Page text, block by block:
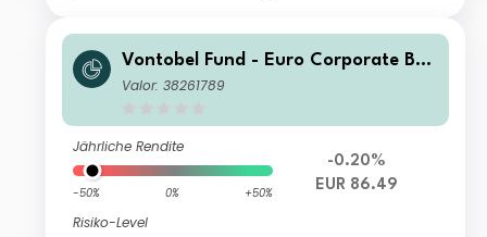
Vontobel Fund - Euro Corporate Bon
d AN EUR Dist
Valor: 38261789
Jährliche Rendite
-50% 0% +50%
Risiko-Level
-0.20%
EUR 86.49